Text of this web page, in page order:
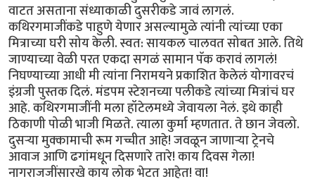
वाटत असताना संध्याकाळी दुसरीकडे जावं लागलं.
कथिरगमाजींकडे पाहुणे येणार असल्यामुळे त्यांनी त्यांच्या एका
मित्राच्या घरी सोय केली. स्वत: सायकल चालवत सोबत आले. तिथे
जाण्याच्या वेळी परत एकदा सगळं सामान पॅक करावं लागलं!
निघण्याच्या आधी मी त्यांना निरामयने प्रकाशित केलेलं योगावरचं
इंग्रजी पुस्तक दिलं. मंडपम स्टेशनच्या पलीकडे त्यांच्या मित्रांचं घर
आहे. कथिरगमाजींनी मला हॉटेलमध्ये जेवायला नेलं. इथे काही
ठिकाणी पोळी भाजी मिळते. त्याला कुर्मा म्हणतात. ते छान जेवलो.
दुसर्‍या मुक्कामाची रूम गच्चीत आहे! जवळून जाणार्‍या ट्रेनचे
आवाज आणि ढगांमधून दिसणारे तारे! काय दिवस गेला!
नागराजजींसारखे काय लोक भेटत आहेत! वा!